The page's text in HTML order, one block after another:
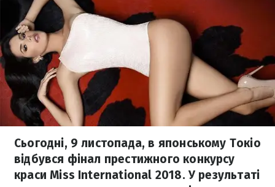
Сьогодні, 9 листопада, в японському Токіо
відбувся фінал престижного конкурсу
краси Miss International 2018. У результаті